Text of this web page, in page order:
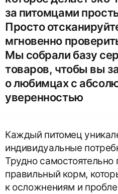
за питомцами
Просто
мгновенно
Мы собрали базу
товаров, чтобы вы
о любимцах с
уверенностью
Каждый питомец
индивидуальные
Трудно самостоятельно
правильный корм,
к осложнениям и